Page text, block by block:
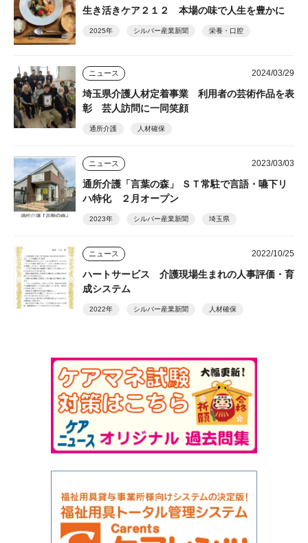
生き活きケア２１２ 本場の味で人生を豊かに
2025年 シルバー産業新聞 栄養・口腔
ニュース 2024/03/29
埼玉県介護人材定着事業 利用者の芸術作品を表
彰 芸人訪問に一同笑顔
通所介護 人材確保
ニュース 2023/03/03
通所介護「言葉の森」 ＳＴ常駐で言語・嚥下リ
ハ特化 ２月オープン
2023年 シルバー産業新聞 埼玉県
ニュース 2022/10/25
ハートサービス 介護現場生まれの人事評価・育
成システム
2022年 シルバー産業新聞 人材確保